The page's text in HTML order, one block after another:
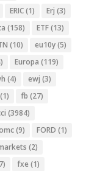
ERIC(1) Erj (3)
(158) ETF(13)
(10) eu10y(5)
Europa (119)
(4) ewj (3)
(1) fb (27)
(3984)
(9) FORD (1)
(2)
fxe (1)